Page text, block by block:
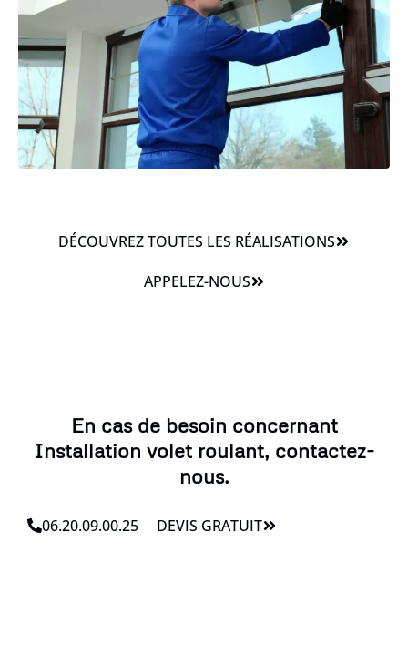
DÉCOUVREZ TOUTES LES RÉALISATIONS
APPELEZ-NOUS
En cas de besoin concernant
Installation volet roulant, contactez-
nous.
06.20.09.00.25 DEVIS GRATUIT